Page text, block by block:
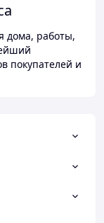
дома, работы,
покупателей и